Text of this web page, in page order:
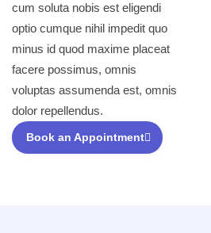
cum soluta nobis est eligendi
optio cumque nihil impedit quo
minus id quod maxime placeat
facere possimus, omnis
voluptas assumenda est, omnis
dolor repellendus.
Book an Appointment